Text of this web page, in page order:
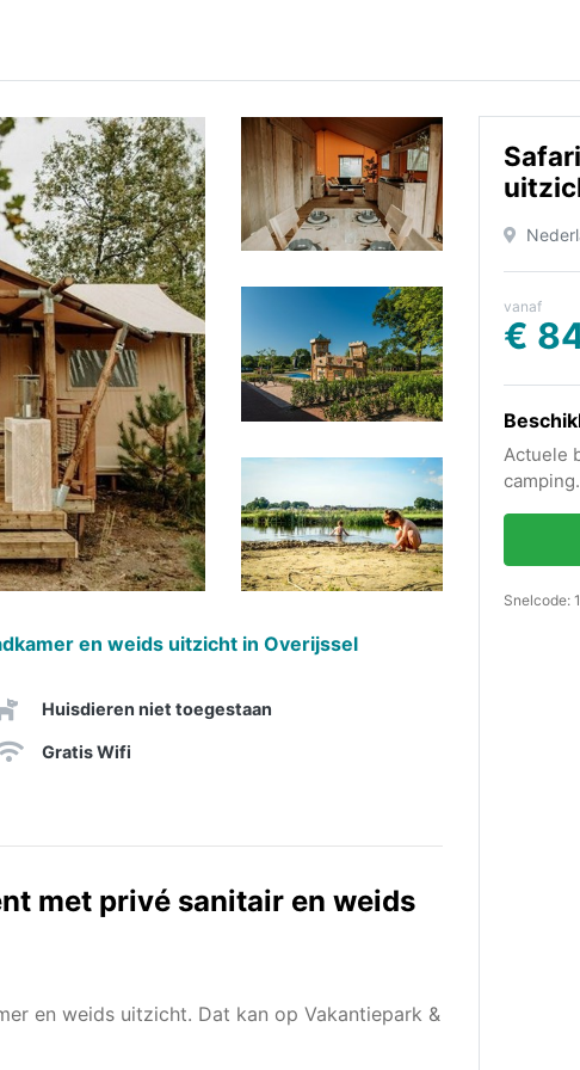
en weids uitzicht in Overijssel
Huisdieren niet toegestaan
Gratis Wifi
met privé sanitair en weids
en weids uitzicht. Dat kan op Vakantiepark &
vanaf
€
Actuele
Snelcode: